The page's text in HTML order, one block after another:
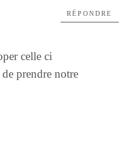
celle ci
prendre notre
RÉPONDRE